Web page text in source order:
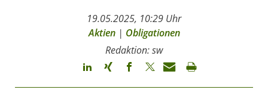
19.05.2025, 10:29 Uhr
Aktien| Obligationen
Redaktion: sw